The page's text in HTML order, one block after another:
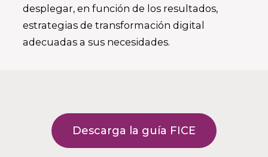
desplegar, en función de los resultados,
estrategias de transformación digital
adecuadas a sus necesidades.
Descarga la guía FICE